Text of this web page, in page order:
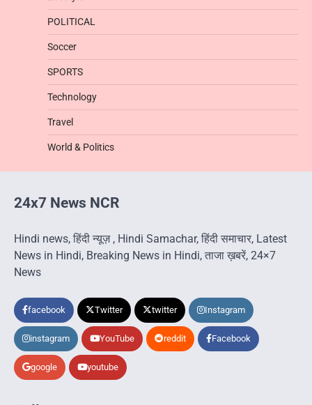
POLITICAL
Soccer
SPORTS
Technology
Travel
World & Politics
24x7 News NCR
Hindi news, हिंदी न्यूज़ , Hindi Samachar, हिंदी समाचार, Latest
News in Hindi, Breaking News in Hindi, ताजा ख़बरें, 24×7
News
facebook Twitter twitter Instagram
instagram YouTube reddit Facebook
google youtube